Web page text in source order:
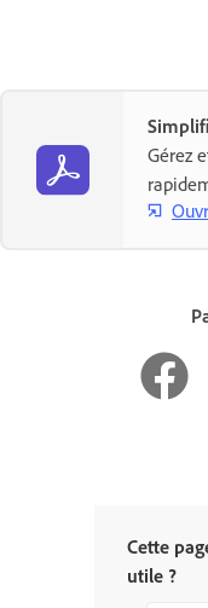
Gérez
Cette
utile ?